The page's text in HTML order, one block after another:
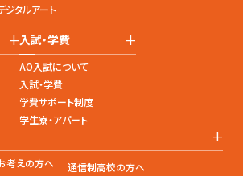
ジタルアート
+入試・学費 +
AO入試について
入試・学費
学費サポート制度
学生寮・アパート
+
考えの方へ
通信制高校の方へ